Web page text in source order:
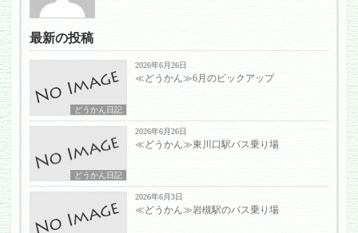
最新の投稿
どうかん日記
2026年6月26日
≪どうかん≫6月のピックアップ
どうかん日記
2026年6月26日
≪どうかん≫東川口駅バス乗り場
2026年6月3日
≪どうかん≫岩槻駅のバス乗り場